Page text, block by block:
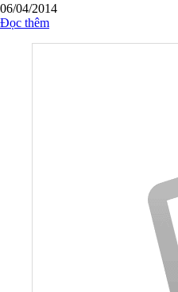
06/04/2014
Đọc thêm